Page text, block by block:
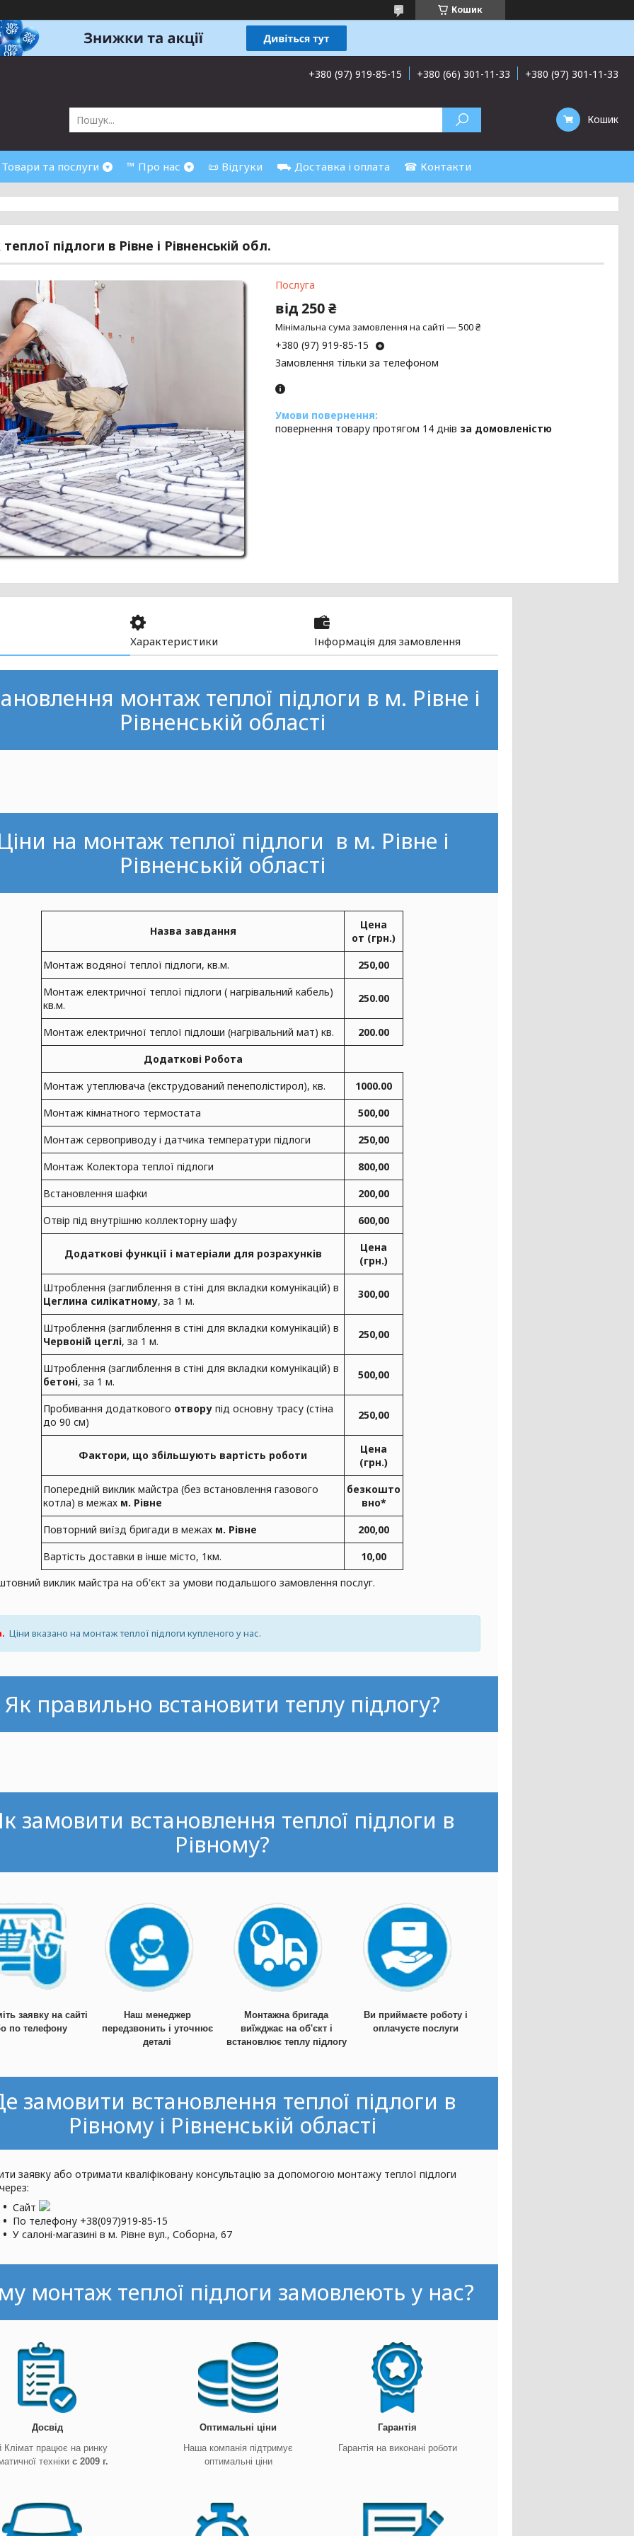
Кошик
+380 (97) 919-85-15 +380 (66) 301-11-33 +380 (97) 301-11-33
Кошик
та послуги ™ Про нас 📜 Відгуки ⛟ Доставка і оплата ☎ Контакти
підлоги в Рівне і Рівненській обл.
Послуга
від250 ₴
Мінімальна сума замовлення на сайті — 500 ₴
+380 (97) 919-85-15
Замовлення тільки за телефоном
повернення товару протягом 14 днів за домовленістю
Характеристики Інформація для замовлення
монтаж теплої підлоги в м. Рівне і
Рівненській області
на монтаж теплої підлоги в м. Рівне і
Рівненській області
Назва завдання
Цена
от (грн.)
Монтаж водяної теплої підлоги, кв.м.
250,00
Монтаж електричної теплої підлоги ( нагрівальний кабель)
кв.м.
250.00
Монтаж електричної теплої підлоши (нагрівальний мат) кв.
200.00
Додаткові Робота
Монтаж утеплювача (екструдований пенеполістирол), кв.
1000.00
Монтаж кімнатного термостата
500,00
Монтаж сервоприводу і датчика температури підлоги
250,00
Монтаж Колектора теплої підлоги
800,00
Встановлення шафки
200,00
Отвір під внутрішню коллекторну шафу
600,00
Додаткові функції і матеріали для розрахунків
Цена
(грн.)
Штроблення (заглиблення в стіні для вкладки комунікацій) в
Цеглина силікатному, за 1 м.
300,00
Штроблення (заглиблення в стіні для вкладки комунікацій) в
Червоній цеглі, за 1 м.
250,00
Штроблення (заглиблення в стіні для вкладки комунікацій) в
бетоні, за 1 м.
500,00
Пробивання додаткового отворупід основну трасу (стіна
до 90 см)
250,00
Фактори, що збільшують вартість роботи
Цена
(грн.)
Попередній виклик майстра (без встановлення газового
котла) в межах м. Рівне
безкошто
вно*
Повторний виїзд бригади в межах м. Рівне
200,00
Вартість доставки в інше місто, 1км.
10,00
виклик майстра на об'єкт за умови подальшого замовлення послуг.
Ціни вказано на монтаж теплої підлоги купленого у нас.
Як правильно встановити теплу підлогу?
замовити встановлення теплої підлоги в
Рівному?
заявку на сайті
по телефону
Наш менеджер
передзвонить і уточнює
деталі
Монтажна бригада
виїжджає на об'єкт і
встановлює теплу підлогу
Ви приймаєте роботу і
оплачуєте послуги
замовити встановлення теплої підлоги в
Рівному і Рівненській області
заявку або отримати кваліфіковану консультацію за допомогою монтажу теплої підлоги
Сайт
По телефону +38(097)919-85-15
У салоні-магазині в м. Рівне вул., Соборна, 67
монтаж теплої підлоги замовлеють у нас?
Досвід
Клімат працює на ринку
техніки с 2009 г.
Оптимальні ціни
Наша компанія підтримує
оптимальні ціни
Гарантія
Гарантія на виконані роботи